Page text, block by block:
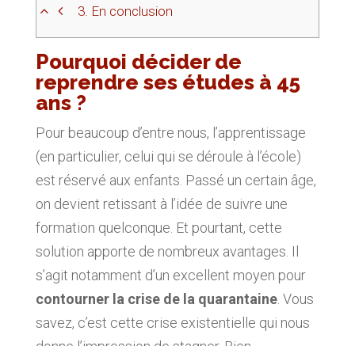
3. En conclusion
Pourquoi décider de
reprendre ses études à 45
ans ?
Pour beaucoup d’entre nous, l’apprentissage
(en particulier, celui qui se déroule à l’école)
est réservé aux enfants. Passé un certain âge,
on devient retissant à l’idée de suivre une
formation quelconque. Et pourtant, cette
solution apporte de nombreux avantages. Il
s’agit notamment d’un excellent moyen pour
contourner la crise de la quarantaine. Vous
savez, c’est cette crise existentielle qui nous